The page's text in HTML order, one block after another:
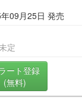
09月25日 発売
定
ート登録
(無料)